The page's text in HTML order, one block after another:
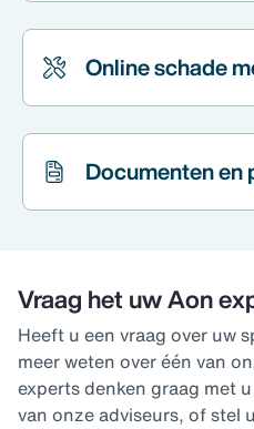
Online schade
Documenten
Vraag het uw Aon
Heeft u een vraag over uw
meer weten over één van
experts denken graag met
van onze adviseurs, of stel